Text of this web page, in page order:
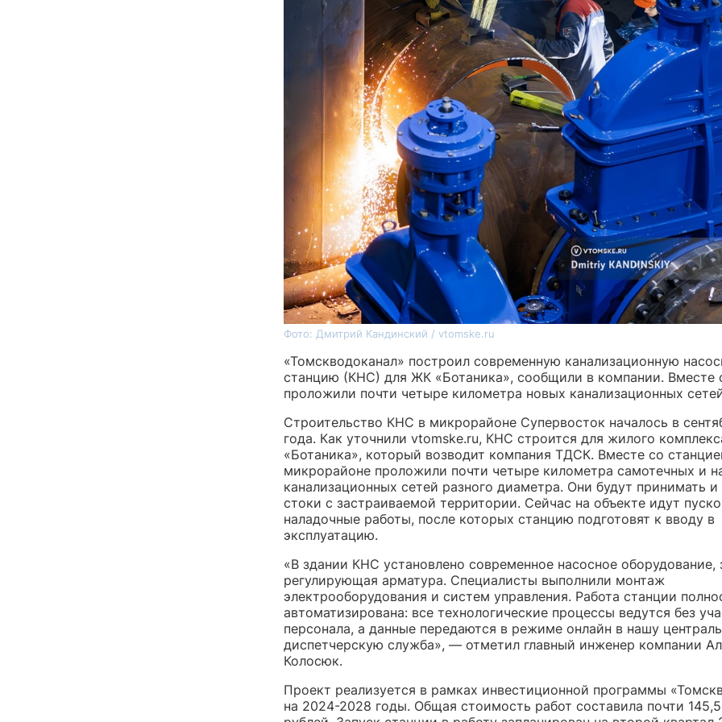
Фото: Дмитрий Кандинский / vtomske.ru
«Томскводоканал» построил современную канализационную
станцию (КНС) для ЖК «Ботаника», сообщили в компании. Вместе
проложили почти четыре километра новых канализационных
Строительство КНС в микрорайоне Супервосток началось в
года. Как уточнили vtomske.ru, КНС строится для жилого
«Ботаника», который возводит компания ТДСК. Вместе со
микрорайоне проложили почти четыре километра самотечных и
канализационных сетей разного диаметра. Они будут принимать и
стоки с застраиваемой территории. Сейчас на объекте идут
наладочные работы, после которых станцию подготовят к вводу в
эксплуатацию.
«В здании КНС установлено современное насосное оборудование,
регулирующая арматура. Специалисты выполнили монтаж
электрооборудования и систем управления. Работа станции
автоматизирована: все технологические процессы ведутся без
персонала, а данные передаются в режиме онлайн в нашу
диспетчерскую служба», — отметил главный инженер компании
Колосюк.
Проект реализуется в рамках инвестиционной программы
на 2024-2028 годы. Общая стоимость работ составила почти